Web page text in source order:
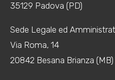
35129 Padova (PD)
Sede Legale ed
Via Roma, 14
20842 Besana Brianza (MB)